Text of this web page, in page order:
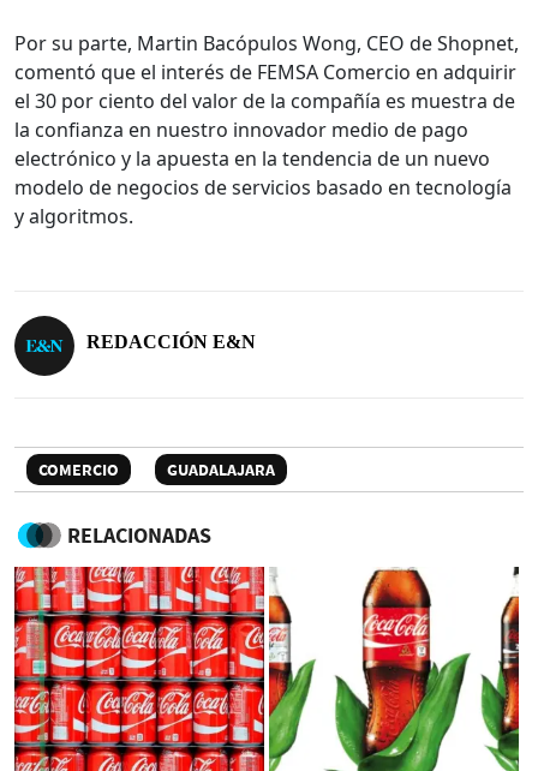
Por su parte, Martin Bacópulos Wong, CEO de Shopnet,
comentó que el interés de FEMSA Comercio en adquirir
el 30 por ciento del valor de la compañía es muestra de
la confianza en nuestro innovador medio de pago
electrónico y la apuesta en la tendencia de un nuevo
modelo de negocios de servicios basado en tecnología
y algoritmos.
REDACCIÓN E&N
COMERCIO GUADALAJARA
RELACIONADAS